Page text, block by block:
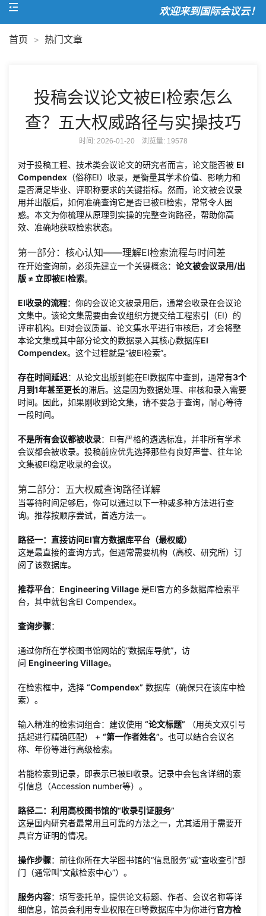
欢迎来到国际会议云！
首页 > 热门文章
投稿会议论文被EI检索怎么
查？五大权威路径与实操技巧
时间: 2026-01-20 浏览量: 19578
对于投稿工程、技术类会议论文的研究者而言，论文能否被 EI
Compendex （俗称EI）收录，是衡量其学术价值、影响力和
是否满足毕业、评职称要求的关键指标。然而，论文被会议录
用并出版后，如何准确查询它是否已被EI检索，常常令人困
惑。本文为你梳理从原理到实操的完整查询路径，帮助你高
效、准确地获取检索状态。
第一部分：核心认知——理解EI检索流程与时间差
在开始查询前，必须先建立一个关键概念： 论文被会议录用/出
版 ≠ 立即被EI检索。
EI收录的流程：你的会议论文被录用后，通常会收录在会议论
文集中。该论文集需要由会议组织方提交给工程索引（EI）的
评审机构。EI对会议质量、论文集水平进行审核后，才会将整
本论文集或其中部分论文的数据录入其核心数据库EI
Compendex。这个过程就是“被EI检索”。
存在时间延迟：从论文出版到能在EI数据库中查到，通常有3个
月到1年甚至更长的滞后。这是因为数据处理、审核和录入需要
时间。因此，如果刚收到论文集，请不要急于查询，耐心等待
一段时间。
不是所有会议都被收录：EI有严格的遴选标准，并非所有学术
会议都会被收录。投稿前应优先选择那些有良好声誉、往年论
文集被EI稳定收录的会议。
第二部分：五大权威查询路径详解
当等待时间足够后，你可以通过以下一种或多种方法进行查
询。推荐按顺序尝试，首选方法一。
路径一：直接访问EI官方数据库平台（最权威）
这是最直接的查询方式，但通常需要机构（高校、研究所）订
阅了该数据库。
推荐平台： Engineering Village 是EI官方的多数据库检索平
台，其中就包含EI Compendex。
查询步骤：
通过你所在学校图书馆网站的“数据库导航”，访
问 Engineering Village。
在检索框中，选择 “Compendex” 数据库（确保只在该库中检
索）。
输入精准的检索词组合：建议使用 “论文标题” （用英文双引号
括起进行精确匹配） + “第一作者姓名”。也可以结合会议名
称、年份等进行高级检索。
若能检索到记录，即表示已被EI收录。记录中会包含详细的索
引信息（Accession number等）。
路径二：利用高校图书馆的“收录引证服务”
这是国内研究者最常用且可靠的方法之一，尤其适用于需要开
具官方证明的情况。
操作步骤：前往你所在大学图书馆的“信息服务”或“查收查引”部
门（通常叫“文献检索中心”）。
服务内容：填写委托单，提供论文标题、作者、会议名称等详
细信息，馆员会利用专业权限在EI等数据库中为你进行官方检